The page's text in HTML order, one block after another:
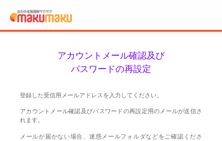
アカウントメール確認及び
パスワードの再設定
登録した受信用メールアドレスを入力してください。
アカウントメール確認及びパスワードの再設定用のメールが送信さ
れます。
メールが届かない場合、迷惑メールフォルダなどをご確認くださ